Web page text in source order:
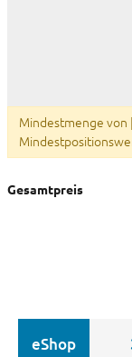
Mindestmenge von
Gesamtpreis
eShop